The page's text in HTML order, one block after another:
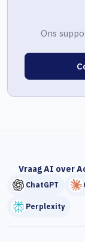
Ons
Vraag AI over
ChatGPT
Perplexity